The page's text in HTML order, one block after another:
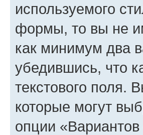
используемого
формы, то вы не
как минимум два
убедившись, что
текстового поля.
которые могут
опции